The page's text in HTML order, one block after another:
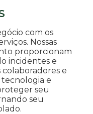
com os
Nossas
proporcionam
incidentes e
e
tecnologia e
seu
seu